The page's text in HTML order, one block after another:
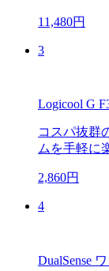
11,480円
3
Logicool G
コスパ抜群
ムを手軽に
2,860円
4
DualSense